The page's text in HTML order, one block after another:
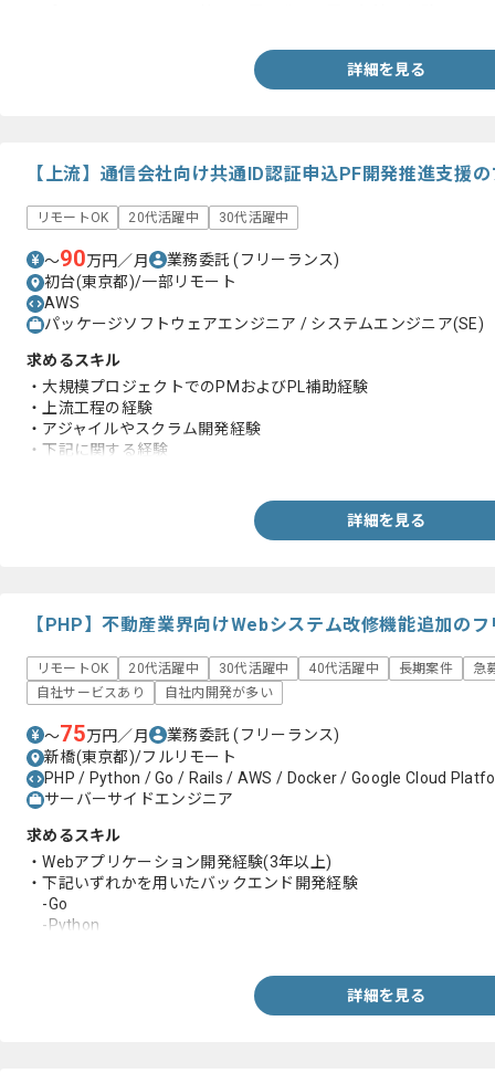
詳細を見る
【上流】通信会社向け共通ID認証申込PF開発推進支援
リモートOK 20代活躍中 30代活躍中
〜90万円／月 業務委託(フリーランス)
初台(東京都)/一部リモート
AWS
パッケージソフトウェアエンジニア / システムエンジニア(SE)
求めるスキル
・大規模プロジェクトでのPMおよびPL補助経験
・上流工程の経験
・アジャイルやスクラム開発経験
・下記に関する経験
詳細を見る
【PHP】不動産業界向けWebシステム改修機能追加の
リモートOK 20代活躍中 30代活躍中 40代活躍中 長期案件
急
自社サービスあり
自社内開発が多い
〜75万円／月 業務委託(フリーランス)
新橋(東京都)/フルリモート
PHP / Python / Go / Rails / AWS / Docker / Google Cloud
サーバーサイドエンジニア
求めるスキル
・Webアプリケーション開発経験(3年以上)
・下記いずれかを用いたバックエンド開発経験
-Go
-Python
詳細を見る